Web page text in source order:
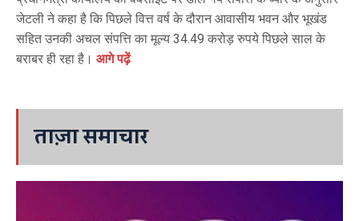
जेटली ने कहा है कि पिछले वित्त वर्ष के दौरान आवासीय भवन और भूखंड
सहित उनकी अचल संपत्ति का मूल्य 34.49 करोड़ रुपये पिछले साल के
बराबर ही रहा है। आगे पढ़ें
ताज़ा समाचार